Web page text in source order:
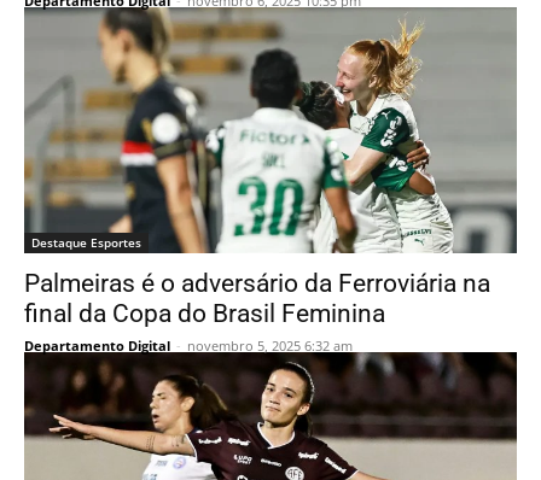
Destaque Esportes
Palmeiras é o adversário da Ferroviária na
final da Copa do Brasil Feminina
Departamento Digital - novembro 5, 2025 6:32 am